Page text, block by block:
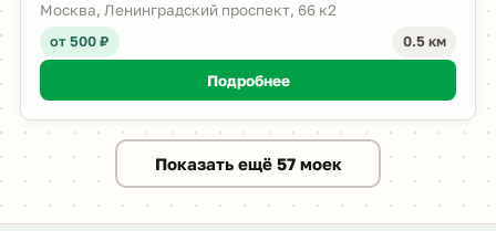
Москва, Ленинградский проспект, 66 к2
от 500 ₽
0.5 км
Подробнее
Показать ещё 57 моек